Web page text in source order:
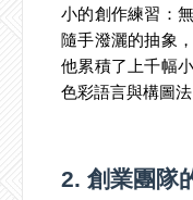
小的創作練習：
隨手潑灑的抽象
他累積了上千幅
色彩語言與構圖
2. 創業團隊